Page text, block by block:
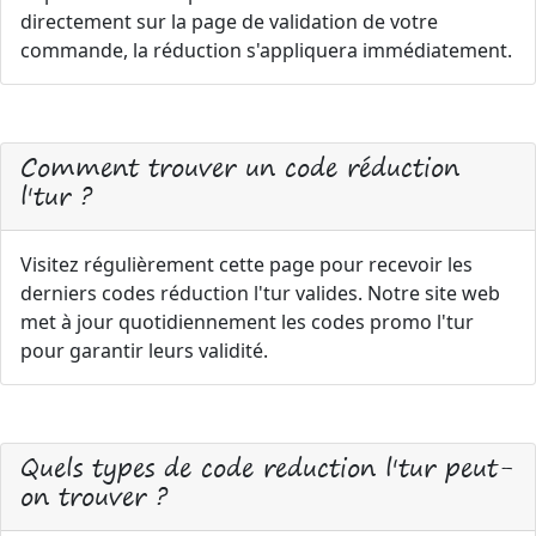
directement sur la page de validation de votre
commande, la réduction s'appliquera immédiatement.
Comment trouver un code réduction
l'tur ?
Visitez régulièrement cette page pour recevoir les
derniers codes réduction l'tur valides. Notre site web
met à jour quotidiennement les codes promo l'tur
pour garantir leurs validité.
Quels types de code reduction l'tur peut-
on trouver ?